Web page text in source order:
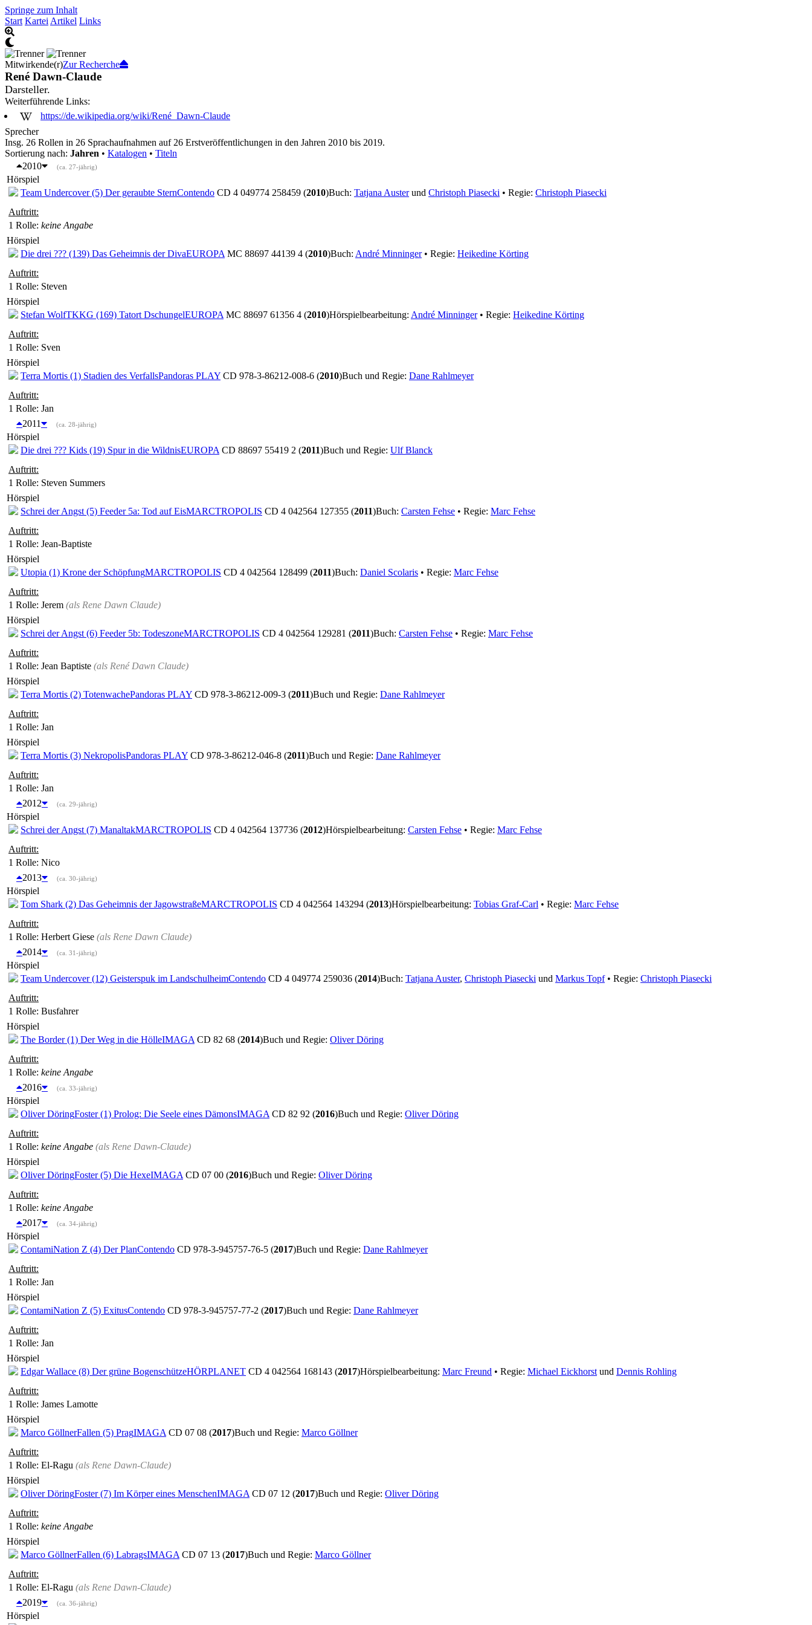
Springe zum Inhalt
Start Kartei Artikel Links
Mitwirkende(r)Zur Recherche
René Dawn-Claude
Darsteller.
Weiterführende Links:
https://de.wikipedia.org/wiki/René_Dawn-Claude
Sprecher
Insg. 26 Rollen in 26 Sprachaufnahmen auf 26 Erstveröffentlichungen in den Jahren 2010 bis 2019.
Sortierung nach: Jahren • Katalogen • Titeln
2010
(ca. 27-jährig)
Hörspiel
Team Undercover (5) Der geraubte SternContendo CD 4 049774 258459 (2010)Buch: Tatjana Austerund Christoph Piasecki • Regie: Christoph Piasecki
Auftritt:
1 Rolle: keine Angabe
Hörspiel
Die drei ??? (139) Das Geheimnis der DivaEUROPA MC 88697 44139 4 (2010)Buch: André Minninger• Regie: Heikedine Körting
Auftritt:
1 Rolle: Steven
Hörspiel
Stefan WolfTKKG (169) Tatort DschungelEUROPA MC 88697 61356 4 (2010)Hörspielbearbeitung: André Minninger• Regie: Heikedine Körting
Auftritt:
1 Rolle: Sven
Hörspiel
Terra Mortis (1) Stadien des VerfallsPandoras PLAY CD 978-3-86212-008-6 (2010)Buch und Regie: Dane Rahlmeyer
Auftritt:
1 Rolle: Jan
2011
(ca. 28-jährig)
Hörspiel
Die drei ??? Kids (19) Spur in die WildnisEUROPA CD 88697 55419 2 (2011)Buch und Regie: Ulf Blanck
Auftritt:
1 Rolle: Steven Summers
Hörspiel
Schrei der Angst (5) Feeder 5a: Tod auf EisMARCTROPOLIS CD 4 042564 127355 (2011)Buch: Carsten Fehse • Regie: Marc Fehse
Auftritt:
1 Rolle: Jean-Baptiste
Hörspiel
Utopia (1) Krone der SchöpfungMARCTROPOLIS CD 4 042564 128499 (2011)Buch: Daniel Scolaris • Regie: Marc Fehse
Auftritt:
1 Rolle: Jerem (als Rene Dawn Claude)
Hörspiel
Schrei der Angst (6) Feeder 5b: TodeszoneMARCTROPOLIS CD 4 042564 129281 (2011)Buch: Carsten Fehse • Regie: Marc Fehse
Auftritt:
1 Rolle: Jean Baptiste (als René Dawn Claude)
Hörspiel
Terra Mortis (2) TotenwachePandoras PLAY CD 978-3-86212-009-3 (2011)Buch und Regie: Dane Rahlmeyer
Auftritt:
1 Rolle: Jan
Hörspiel
Terra Mortis (3) NekropolisPandoras PLAY CD 978-3-86212-046-8 (2011)Buch und Regie: Dane Rahlmeyer
Auftritt:
1 Rolle: Jan
2012
(ca. 29-jährig)
Hörspiel
Schrei der Angst (7) ManaltakMARCTROPOLIS CD 4 042564 137736 (2012)Hörspielbearbeitung: Carsten Fehse • Regie: Marc Fehse
Auftritt:
1 Rolle: Nico
2013
(ca. 30-jährig)
Hörspiel
Tom Shark (2) Das Geheimnis der JagowstraßeMARCTROPOLIS CD 4 042564 143294 (2013)Hörspielbearbeitung: Tobias Graf-Carl • Regie: Marc Fehse
Auftritt:
1 Rolle: Herbert Giese (als Rene Dawn Claude)
2014
(ca. 31-jährig)
Hörspiel
Team Undercover (12) Geisterspuk im LandschulheimContendo CD 4 049774 259036 (2014)Buch: Tatjana Auster, Christoph Piasecki und Markus Topf• Regie: Christoph Piasecki
Auftritt:
1 Rolle: Busfahrer
Hörspiel
The Border (1) Der Weg in die HölleIMAGA CD 82 68 (2014)Buch und Regie: Oliver Döring
Auftritt:
1 Rolle: keine Angabe
2016
(ca. 33-jährig)
Hörspiel
Oliver DöringFoster (1) Prolog: Die Seele eines DämonsIMAGA CD 82 92 (2016)Buch und Regie: Oliver Döring
Auftritt:
1 Rolle: keine Angabe (als Rene Dawn-Claude)
Hörspiel
Oliver DöringFoster (5) Die HexeIMAGA CD 07 00 (2016)Buch und Regie: Oliver Döring
Auftritt:
1 Rolle: keine Angabe
2017
(ca. 34-jährig)
Hörspiel
ContamiNation Z (4) Der PlanContendo CD 978-3-945757-76-5 (2017)Buch und Regie: Dane Rahlmeyer
Auftritt:
1 Rolle: Jan
Hörspiel
ContamiNation Z (5) ExitusContendo CD 978-3-945757-77-2 (2017)Buch und Regie: Dane Rahlmeyer
Auftritt:
1 Rolle: Jan
Hörspiel
Edgar Wallace (8) Der grüne BogenschützeHÖRPLANET CD 4 042564 168143 (2017)Hörspielbearbeitung: Marc Freund • Regie: Michael Eickhorst und Dennis Rohling
Auftritt:
1 Rolle: James Lamotte
Hörspiel
Marco GöllnerFallen (5) PragIMAGA CD 07 08 (2017)Buch und Regie: Marco Göllner
Auftritt:
1 Rolle: El-Ragu (als Rene Dawn-Claude)
Hörspiel
Oliver DöringFoster (7) Im Körper eines MenschenIMAGA CD 07 12 (2017)Buch und Regie: Oliver Döring
Auftritt:
1 Rolle: keine Angabe
Hörspiel
Marco GöllnerFallen (6) LabragsIMAGA CD 07 13 (2017)Buch und Regie: Marco Göllner
Auftritt:
1 Rolle: El-Ragu (als Rene Dawn-Claude)
2019
(ca. 36-jährig)
Hörspiel